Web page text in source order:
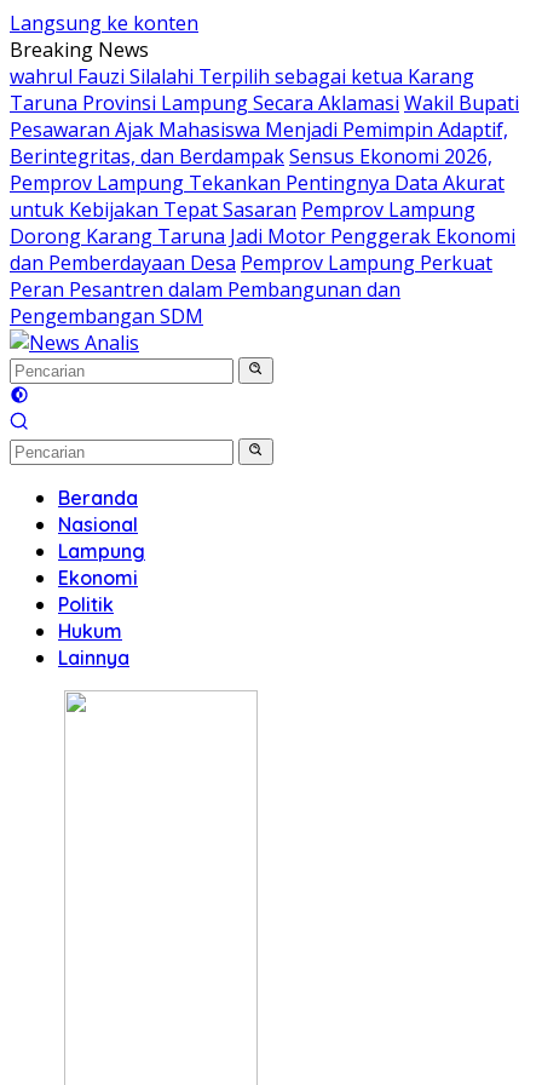
Langsung ke konten
Breaking News
wahrul Fauzi Silalahi Terpilih sebagai ketua Karang
Taruna Provinsi Lampung Secara Aklamasi Wakil Bupati
Pesawaran Ajak Mahasiswa Menjadi Pemimpin Adaptif,
Berintegritas, dan BerdampakSensus Ekonomi 2026,
Pemprov Lampung Tekankan Pentingnya Data Akurat
untuk Kebijakan Tepat Sasaran Pemprov Lampung
Dorong Karang Taruna Jadi Motor Penggerak Ekonomi
dan Pemberdayaan Desa Pemprov Lampung Perkuat
Peran Pesantren dalam Pembangunan dan
Pengembangan SDM
Beranda
Nasional
Lampung
Ekonomi
Politik
Hukum
Lainnya